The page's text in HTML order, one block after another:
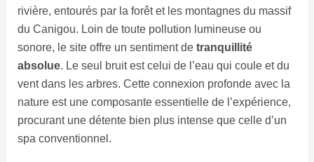
rivière, entourés par la forêt et les montagnes du massif
du Canigou. Loin de toute pollution lumineuse ou
sonore, le site offre un sentiment de tranquillité
absolue. Le seul bruit est celui de l’eau qui coule et du
vent dans les arbres. Cette connexion profonde avec la
nature est une composante essentielle de l’expérience,
procurant une détente bien plus intense que celle d’un
spa conventionnel.